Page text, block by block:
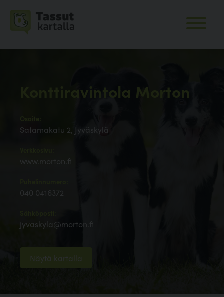
Konttiravintola Morton
Satamakatu 2, Jyväskylä
www.morton.fi
040 0416372
jyvaskyla@morton.fi
Näytä kartalla